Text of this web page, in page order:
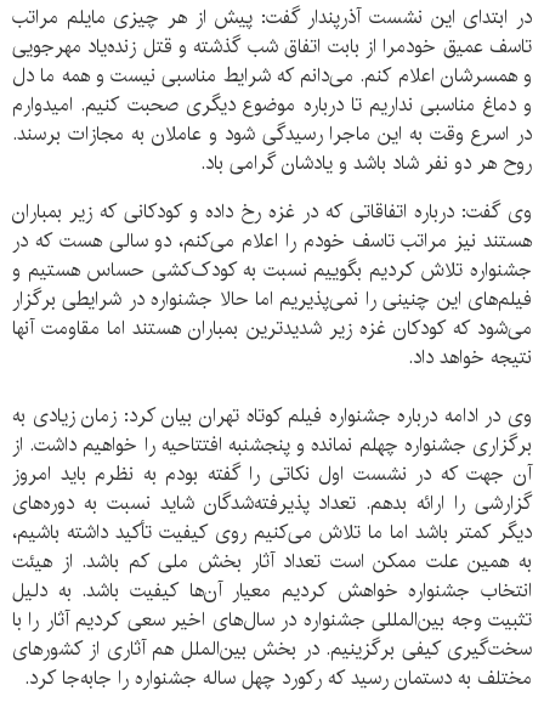
در ابتدای این نشست آذرپندار گفت: پیش از هر چیزی مایلم مراتب
تاسف عمیق خودمرا از بابت اتفاق شب گذشته و قتل زنده‌یاد مهرجویی
و همسرشان اعلام کنم. می‌دانم که شرایط مناسبی نیست و همه ما دل
و دماغ مناسبی نداریم تا درباره موضوع دیگری صحبت کنیم. امیدوارم
در اسرع وقت به این ماجرا رسیدگی شود و عاملان به مجازات برسند.
روح هر دو نفر شاد باشد و یادشان گرامی باد.
وی گفت: درباره اتفاقاتی که در غزه رخ داده و کودکانی که زیر بمباران
هستند نیز مراتب تاسف خودم را اعلام می‌کنم، دو سالی هست که در
جشنواره تلاش کردیم بگوییم نسبت به کودک‌کشی حساس هستیم و
فیلم‌های این چنینی را نمی‌پذیریم اما حالا جشنواره در شرایطی برگزار
می‌شود که کودکان غزه زیر شدیدترین بمباران هستند اما مقاومت آنها
نتیجه خواهد داد.
وی در ادامه درباره جشنواره فیلم کوتاه تهران بیان کرد: زمان زیادی به
برگزاری جشنواره چهلم نمانده و پنجشنبه افتتاحیه را خواهیم داشت. از
آن جهت که در نشست اول نکاتی را گفته بودم به نظرم باید امروز
گزارشی را ارائه بدهم. تعداد پذیرفته‌شدگان شاید نسبت به دوره‌های
دیگر کمتر باشد اما ما تلاش می‌کنیم روی کیفیت تأکید داشته باشیم،
به همین علت ممکن است تعداد آثار بخش ملی کم باشد. از هیئت
انتخاب جشنواره خواهش کردیم معیار آن‌ها کیفیت باشد. به دلیل
تثبیت وجه بین‌المللی جشنواره در سال‌های اخیر سعی کردیم آثار را با
سخت‌گیری کیفی برگزینیم. در بخش بین‌الملل هم آثاری از کشورهای
مختلف به دستمان رسید که رکورد چهل ساله جشنواره را جابه‌جا کرد.